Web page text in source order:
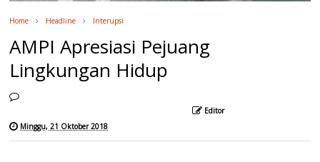
Home Headline Interupsi
AMPI Apresiasi Pejuang
Lingkungan Hidup
Editor
Minggu, 21 Oktober 2018